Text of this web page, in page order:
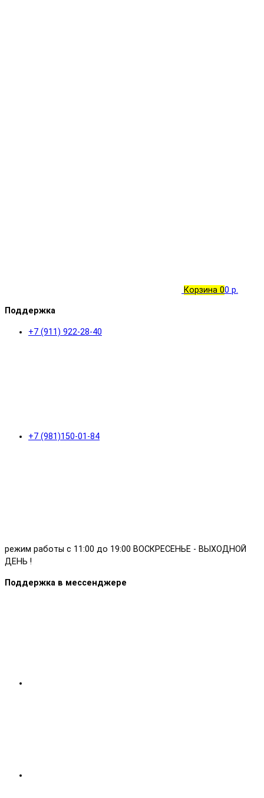
Корзина 00 р.
Поддержка
+7 (911) 922-28-40
+7 (981)150-01-84
режим работы с 11:00 до 19:00 ВОСКРЕСЕНЬЕ - ВЫХОДНОЙ
ДЕНЬ !
Поддержка в мессенджере